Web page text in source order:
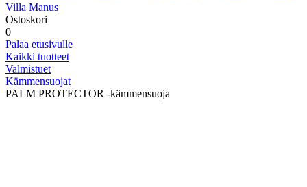
Villa Manus
Ostoskori
0
Palaa etusivulle
Kaikki tuotteet
Valmistuet
Kämmensuojat
PALM PROTECTOR -kämmensuoja